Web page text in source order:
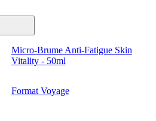
Micro-Brume Anti-Fatigue Skin
Vitality - 50ml
Format Voyage